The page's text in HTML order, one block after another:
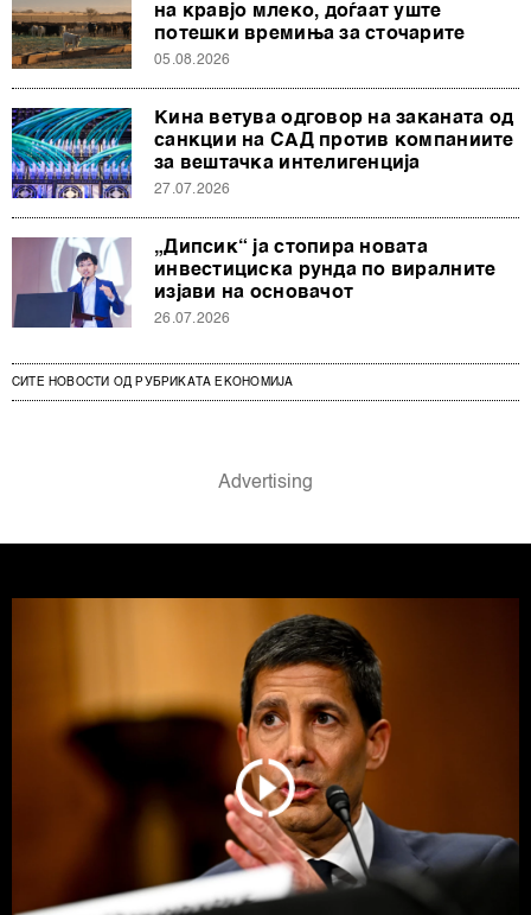
на кравјо млеко, доѓаат уште
потешки времиња за сточарите
05.08.2026
Кина ветува одговор на заканата од
санкции на САД против компаниите
за вештачка интелигенција
27.07.2026
„Дипсик“ ја стопира новата
инвестициска рунда по виралните
изјави на основачот
26.07.2026
СИТЕ НОВОСТИ ОД РУБРИКАТА ЕКОНОМИЈА